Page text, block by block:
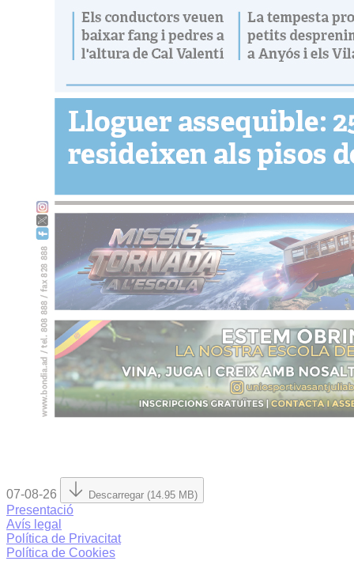
07-08-26 Descarregar (14.95 MB)
Presentació
Avís legal
Política de Privacitat
Política de Cookies